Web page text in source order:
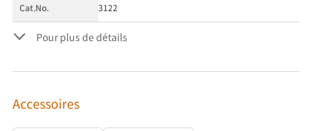
Cat.No. 3122
Pour plus de détails
Accessoires